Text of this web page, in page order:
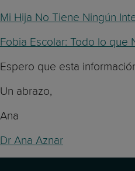
Mi Hija No Tiene Ningún
Fobia Escolar: Todo lo que
Espero que esta
Un abrazo,
Ana
Dr Ana Aznar